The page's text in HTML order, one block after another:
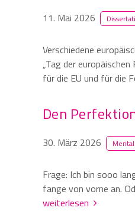
11. Mai 2026
Verschiedene
„Tag der
für die EU und für die
Den
30. März 2026
Frage: Ich bin sooo
fange von vorne an.
weiterlesen